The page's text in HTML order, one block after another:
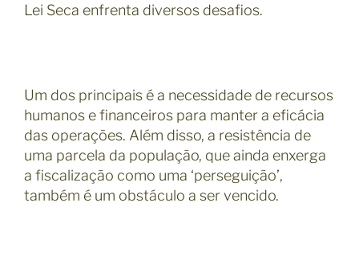
Lei Seca enfrenta diversos desafios.
Um dos principais é a necessidade de recursos
humanos e financeiros para manter a eficácia
das operações. Além disso, a resistência de
uma parcela da população, que ainda enxerga
a fiscalização como uma ‘perseguição’,
também é um obstáculo a ser vencido.